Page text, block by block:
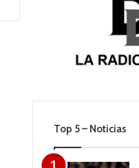
Top 5 – Noticias